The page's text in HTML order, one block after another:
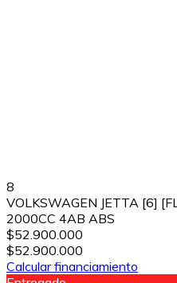
8
VOLKSWAGEN JETTA [6]
2000CC 4AB ABS
$52.900.000
$52.900.000
Calcular financiamiento